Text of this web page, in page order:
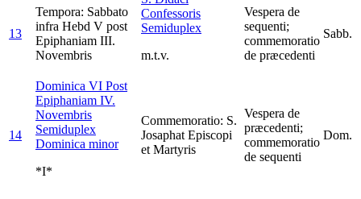
13
Tempora: Sabbato
infra Hebd V post
Epiphaniam III.
Novembris
Confessoris
Semiduplex
m.t.v.
Vespera de
sequenti;
commemoratio
de præcedenti
Sabb.
14
Dominica VI Post
Epiphaniam IV.
Novembris
Semiduplex
Dominica minor
*I*
Commemoratio: S.
Josaphat Episcopi
et Martyris
Vespera de
præcedenti;
commemoratio
de sequenti
Dom.